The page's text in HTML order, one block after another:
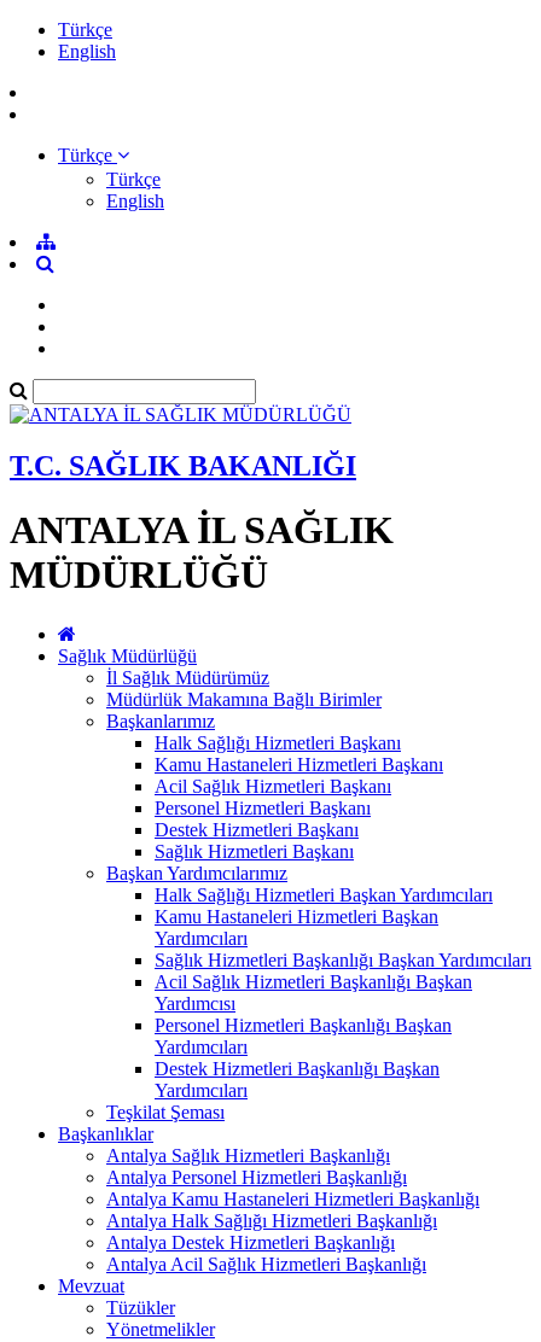
Türkçe
English
Türkçe
Türkçe
English
T.C. SAĞLIK BAKANLIĞI
ANTALYA İL SAĞLIK
MÜDÜRLÜĞÜ
Sağlık Müdürlüğü
İl Sağlık Müdürümüz
Müdürlük Makamına Bağlı Birimler
Başkanlarımız
Halk Sağlığı Hizmetleri Başkanı
Kamu Hastaneleri Hizmetleri Başkanı
Acil Sağlık Hizmetleri Başkanı
Personel Hizmetleri Başkanı
Destek Hizmetleri Başkanı
Sağlık Hizmetleri Başkanı
Başkan Yardımcılarımız
Halk Sağlığı Hizmetleri Başkan Yardımcıları
Kamu Hastaneleri Hizmetleri Başkan
Yardımcıları
Sağlık Hizmetleri Başkanlığı Başkan Yardımcıları
Acil Sağlık Hizmetleri Başkanlığı Başkan
Yardımcısı
Personel Hizmetleri Başkanlığı Başkan
Yardımcıları
Destek Hizmetleri Başkanlığı Başkan
Yardımcıları
Teşkilat Şeması
Başkanlıklar
Antalya Sağlık Hizmetleri Başkanlığı
Antalya Personel Hizmetleri Başkanlığı
Antalya Kamu Hastaneleri Hizmetleri Başkanlığı
Antalya Halk Sağlığı Hizmetleri Başkanlığı
Antalya Destek Hizmetleri Başkanlığı
Antalya Acil Sağlık Hizmetleri Başkanlığı
Mevzuat
Tüzükler
Yönetmelikler